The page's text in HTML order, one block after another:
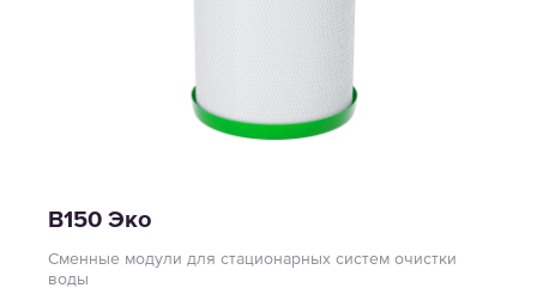
В150 Эко
Сменные модули для стационарных систем очистки
воды